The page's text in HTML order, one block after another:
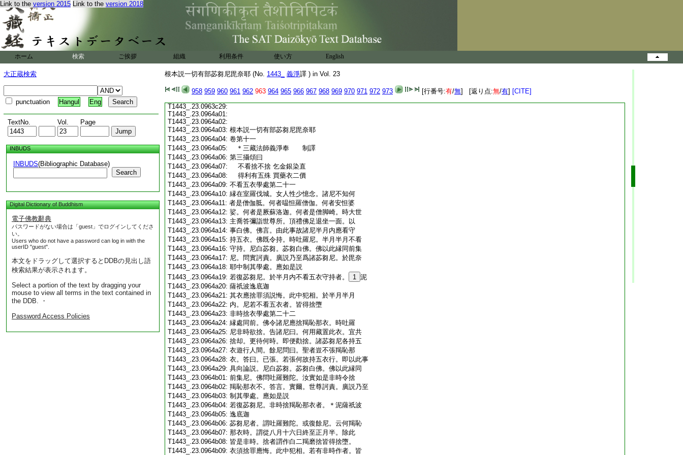
Link to the version 2015 Link to the version 2018
ホーム 検索 ご挨拶 組織 利用条件 使い方 English
大正蔵検索
punctuation Hangul Eng
TextNo. Vol. Page
INBUDS
INBUDS(Bibliographic Database)
Search
Digital Dictionary of Buddhism
電子佛教辭典
パスワードがない場合は「guest」でログインしてくださ
い。
Users who do not have a password can log in with the
userID "guest".
本文をドラッグして選択するとDDBの見出し語
検索結果が表示されます。
Select a portion of the text by dragging your
mouse to view all terms in the text contained in
the DDB. ・
Password Access Policies
根本説一切有部苾芻尼毘奈耶 (No. 1443_ 義淨譯 ) in Vol. 23
958 959 960 961 962 963 964 965 966 967 968 969 970 971 972 973 [行番号:有/無] [返り点:無/有] [CITE]
T1443_.23.0963c18:宿。長鉢者。除守持鉢餘者名長。畜者。作屬
T1443_.23.0963c19:
己心。若更畜者得捨墮罪。捨法如上。此中犯
T1443_.23.0963c20:相其事云何。若苾芻尼月一日得鉢。於
内應持應分別應捨應與他。如是次第及以
起問。如初衣戒中廣説其事。乃至捨之法式
T1443_.23.0963c23:皆悉同前。若小若白色。或爲擬與欲受戒人
T1443_.23.0963c24:者。無犯 13
T1443_.23.0963c25:根本説一切有部苾芻尼毘奈耶卷第十
T1443_.23.0963c26:
T1443_.23.0963c27:
T1443_.23.0963c29:
T1443_.23.0964a01:
T1443_.23.0964a02:
T1443_.23.0964a03: 根本説一切有部苾芻尼毘奈耶
T1443_.23.0964a04: 卷第十一
T1443_.23.0964a05:
＊三藏法師義淨奉 制譯
T1443_.23.0964a06: 第三攝頌曰
T1443_.23.0964a07:
不看捨不捨 乞金銀染直
T1443_.23.0964a08:
得利有五殊 買藥衣二價
T1443_.23.0964a09: 不看五衣學處第二十一
T1443_.23.0964a10: 縁在室羅伐城。女人性少憶念。諸尼不知何
T1443_.23.0964a11: 者是僧伽胝。何者嗢怛羅僧伽。何者安怛婆
T1443_.23.0964a12: 娑。何者是厥蘇洛迦。何者是僧脚崎。時大世
T1443_.23.0964a13: 主喬答彌詣世尊所。頂禮佛足退坐一面。以
T1443_.23.0964a14: 事白佛。佛言。由此事故諸尼半月内應看守
T1443_.23.0964a15: 持五衣。佛既令持。時吐羅尼。半月半月不看
T1443_.23.0964a16: 守持。尼白苾芻。苾芻白佛。佛以此縁同前集
T1443_.23.0964a17: 尼。問實訶責。廣説乃至爲諸苾芻尼。於毘奈
T1443_.23.0964a18: 耶中制其學處。應如是説
T1443_.23.0964a19: 若復苾芻尼。於半月内不看五衣守持者。 1 泥
T1443_.23.0964a20: 薩祇波逸底迦
T1443_.23.0964a21: 其衣應捨罪須説悔。此中犯相。於半月半月
T1443_.23.0964a22: 内。尼若不看五衣者。皆得捨墮
T1443_.23.0964a23: 非時捨衣學處第二十二
T1443_.23.0964a24: 縁處同前。佛令諸尼應捨羯恥那衣。時吐羅
T1443_.23.0964a25: 尼非時欲捨。告諸尼曰。何用藏置此衣。宜共
T1443_.23.0964a26: 捨却。更待何時。即便勸捨。諸苾芻尼各持五
T1443_.23.0964a27: 衣遊行人間。餘尼問曰。聖者豈不張羯恥那
T1443_.23.0964a28: 衣。答曰。已張。若張何故持五衣行。即以此事
T1443_.23.0964a29: 具向論説。尼白苾芻。苾芻白佛。佛以此縁同
T1443_.23.0964b01: 前集尼。佛問吐羅難陀。汝實如是非時令捨
T1443_.23.0964b02: 羯恥那衣不。答言。實爾。世尊訶責。廣説乃至
T1443_.23.0964b03: 制其學處。應如是説
T1443_.23.0964b04: 若復苾芻尼。非時捨羯恥那衣者。＊泥薩祇波
T1443_.23.0964b05: 逸底迦
T1443_.23.0964b06: 苾芻尼者。謂吐羅難陀。或復餘尼。云何羯恥
T1443_.23.0964b07: 那衣時。謂從八月十六日終至正月半。除此
T1443_.23.0964b08: 皆是非時。捨者謂作白二羯磨捨皆得捨墮。
T1443_.23.0964b09: 衣須捨罪應悔。此中犯相。若有非時作者。皆